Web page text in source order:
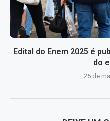
Edital do Enem 2025 é
do
25 de